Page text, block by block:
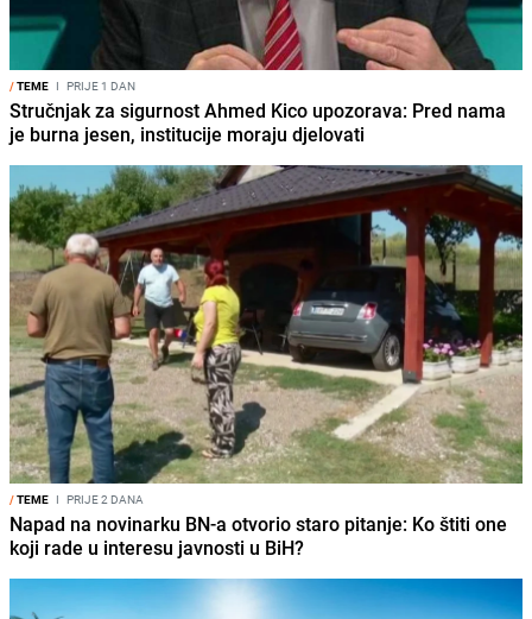
/TEME I PRIJE 1 DAN
Stručnjak za sigurnost Ahmed Kico upozorava: Pred nama
je burna jesen, institucije moraju djelovati
/TEME I PRIJE 2 DANA
Napad na novinarku BN-a otvorio staro pitanje: Ko štiti one
koji rade u interesu javnosti u BiH?